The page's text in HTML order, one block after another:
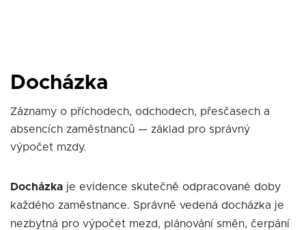
Docházka
Záznamy o příchodech, odchodech, přesčasech a
absencích zaměstnanců — základ pro správný
výpočet mzdy.
Docházka je evidence skutečně odpracované doby
každého zaměstnance. Správně vedená docházka je
nezbytná pro výpočet mezd, plánování směn, čerpání